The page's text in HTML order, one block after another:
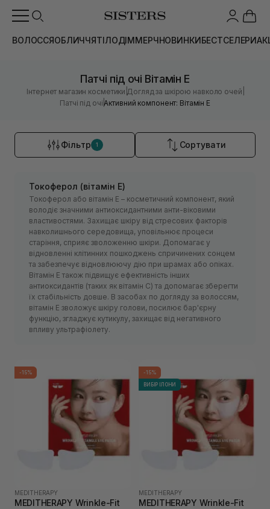
ВОЛОССЯОБЛИЧЧЯТІЛОДІММЕРЧНОВИНКИБЕСТСЕЛЕРИ
Патчі під очі Вітамін Е
Інтернет магазин косметики |Догляд за шкірою навколо очей
Патчі під очі |Активний компонент: Вітамін Е
Фільтр 1 Сортувати
Токоферол (вітамін Е)
Токоферол або вітамін Е – косметичний компонент, який
володіє значними антиоксидантними анти-віковими
властивостями. Захищає шкіру від стресових факторів
навколишнього середовища, уповільнює процеси
старіння, сприяє зволоженню шкіри. Допомагає у
відновленні клітинних пошкоджень спричинених сонцем
та забезпечує відновлюючу дію при шрамах або опіках.
Вітамін Е також підвищує ефективність інших
антиоксидантів (таких як вітамін С) та допомагає зберегти
їх стабільність довше. В засобах по догляду за волоссям,
вітамін Е зволожує шкіру голови, посилює бар'єрну
функцію, згладжує кутикулу, захищає від негативного
впливу ультрафіолету.
-15%
MEDITHERAPY
MEDITHERAPY Wrinkle-Fit
-15%
ВИБІР ІЛОНИ
MEDITHERAPY
MEDITHERAPY Wrinkle-Fit